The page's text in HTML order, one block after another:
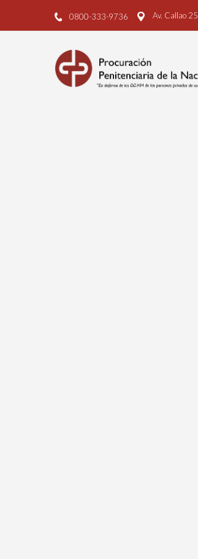
0800-333-9736 Av. Callao 25